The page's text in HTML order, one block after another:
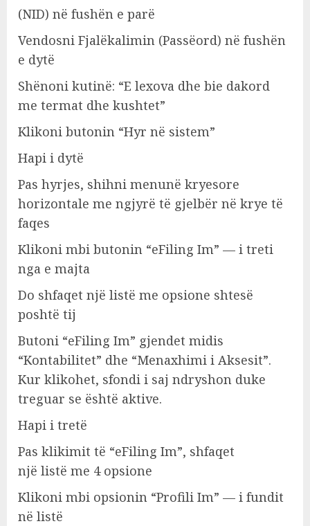
(NID) në fushën e parë
Vendosni Fjalëkalimin (Passëord) në fushën
e dytë
Shënoni kutinë: “E lexova dhe bie dakord
me termat dhe kushtet”
Klikoni butonin “Hyr në sistem”
Hapi i dytë
Pas hyrjes, shihni menunë kryesore
horizontale me ngjyrë të gjelbër në krye të
faqes
Klikoni mbi butonin “eFiling Im” — i treti
nga e majta
Do shfaqet një listë me opsione shtesë
poshtë tij
Butoni “eFiling Im” gjendet midis
“Kontabilitet” dhe “Menaxhimi i Aksesit”.
Kur klikohet, sfondi i saj ndryshon duke
treguar se është aktive.
Hapi i tretë
Pas klikimit të “eFiling Im”, shfaqet
një listë me 4 opsione
Klikoni mbi opsionin “Profili Im” — i fundit
në listë